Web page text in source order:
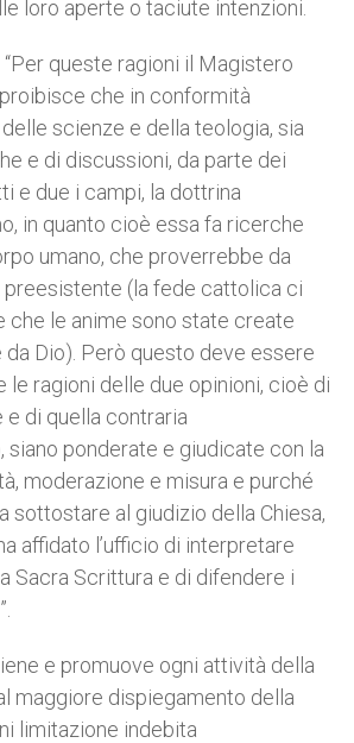
loro aperte o taciute intenzioni.
queste ragioni il Magistero
che in conformità
scienze e della teologia, sia
e di discussioni, da parte dei
e due i campi, la dottrina
in quanto cioè essa fa ricerche
umano, che proverrebbe da
preesistente (la fede cattolica ci
che le anime sono state create
Dio). Però questo deve essere
le ragioni delle due opinioni, cioè di
di quella contraria
siano ponderate e giudicate con la
moderazione e misura e purché
sottostare al giudizio della Chiesa,
affidato l’ufficio di interpretare
Sacra Scrittura e di difendere i
e promuove ogni attività della
maggiore dispiegamento della
limitazione indebita